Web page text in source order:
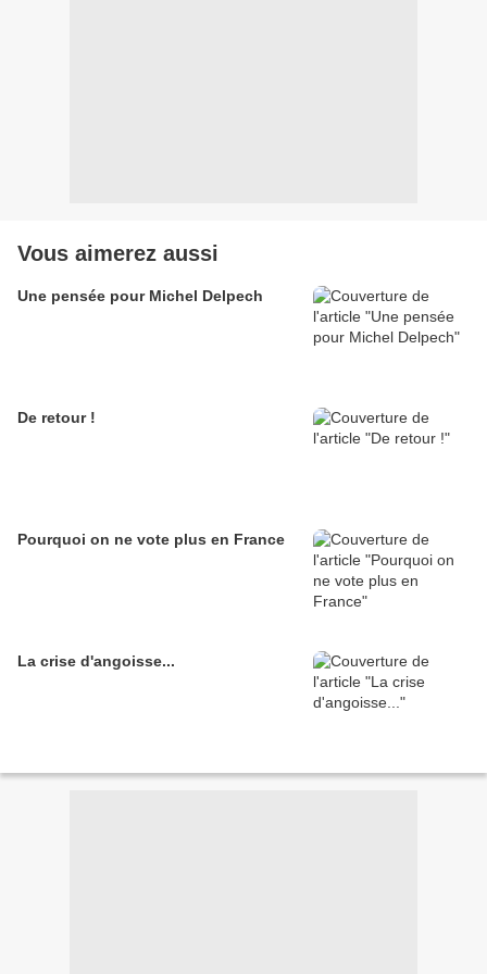
Vous aimerez aussi
Une pensée pour Michel Delpech
De retour !
Pourquoi on ne vote plus en France
La crise d'angoisse...